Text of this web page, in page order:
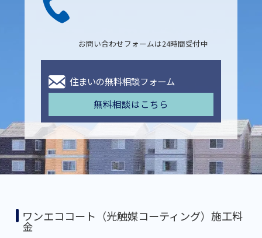
お問い合わせフォームは24時間受付中
住まいの無料相談フォーム
無料相談はこちら
ワンエココート（光触媒コーティング）施工料
金